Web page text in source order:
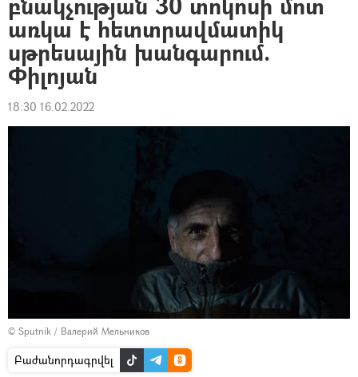
առկա է հետտրավմատիկ
սթրեսային խանգարում.
Փիլոյան
18:30 16.02.2022
© Sputnik / Валерий Мельников
Բաժանորդագրվել